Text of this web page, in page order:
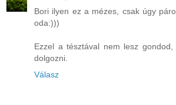
Bori ilyen ez a mézes, csak úgy
oda:)))
Ezzel a tésztával nem lesz
dolgozni.
Válasz